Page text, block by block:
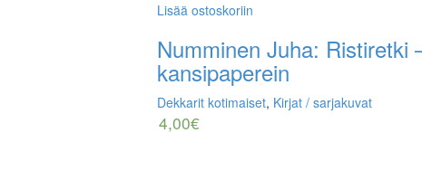
Lisää ostoskoriin
Numminen Juha: Ristiretki
kansipaperein
Dekkarit kotimaiset, Kirjat / sarjakuvat
4,00€